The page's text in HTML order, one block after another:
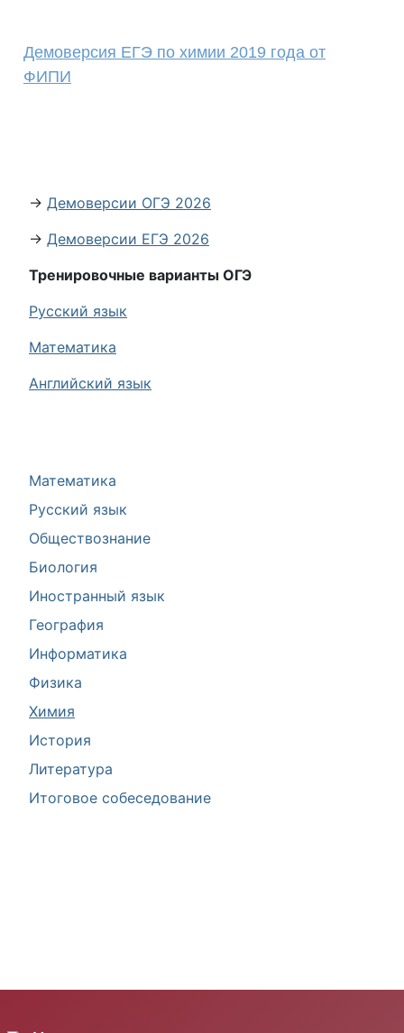
Математика
Русский язык
Обществознание
Биология
Иностранный язык
География
Информатика
Физика
Химия
История
Литература
Итоговое собеседование
Демоверсия ЕГЭ по химии 2019 года от
ФИПИ
→ Демоверсии ОГЭ 2026
→ Демоверсии ЕГЭ 2026
Тренировочные варианты ОГЭ
Русский язык
Математика
Английский язык